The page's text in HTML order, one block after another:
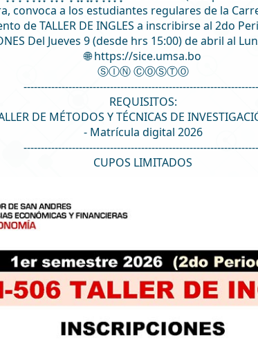
convoca a los estudiantes regulares de la
de TALLER DE INGLES a inscribirse al 2do
Del Jueves 9 (desde hrs 15:00) de abril al
🌐 https://sice.umsa.bo
ⓈⒾⓃ ⒸⓄⓈⓉⓄ
REQUISITOS:
DE MÉTODOS Y TÉCNICAS DE
- Matrícula digital 2026
CUPOS LIMITADOS